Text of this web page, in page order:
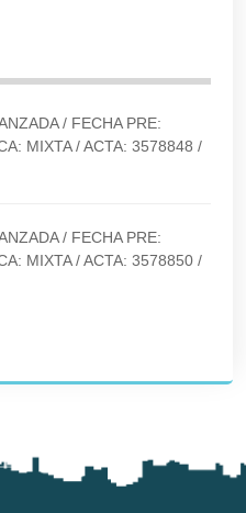
/ FECHA PRE:
MIXTA/ ACTA: 3578848 /
/ FECHA PRE:
MIXTA/ ACTA: 3578850 /